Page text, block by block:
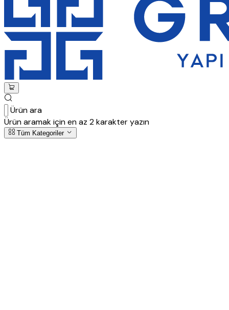
Ürün ara
Ürün aramak için en az 2 karakter yazın
Tüm Kategoriler